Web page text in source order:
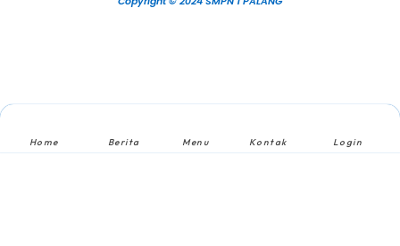
Home Berita Menu Kontak Login